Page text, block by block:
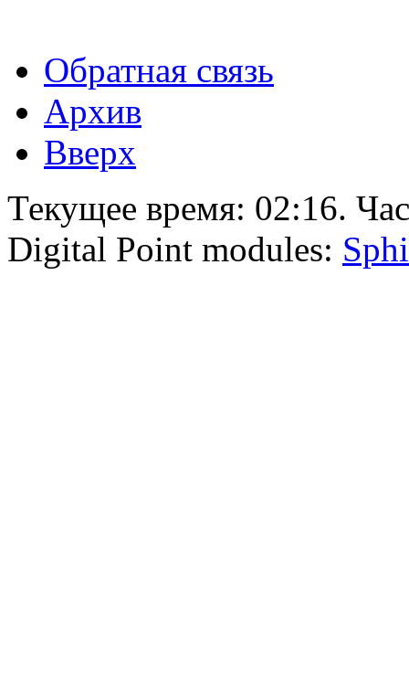
Обратная связь
Архив
Вверх
Текущее время: 02:16.
Digital Point modules: